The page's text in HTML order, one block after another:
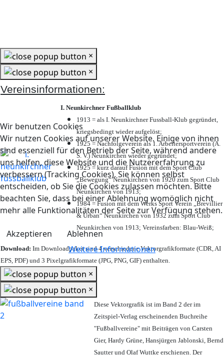
Wir benutzen Cookies
Wir nutzen Cookies auf unserer Website. Einige von ihnen
sind essenziell für den Betrieb der Seite, während andere
uns helfen, diese Website und die Nutzererfahrung zu
verbessern (Tracking Cookies). Sie können selbst
entscheiden, ob Sie die Cookies zulassen möchten. Bitte
beachten Sie, dass bei einer Ablehnung womöglich nicht
mehr alle Funktionalitäten der Seite zur Verfügung stehen.
Akzeptieren
Ablehnen
Weitere Informationen
×
×
Vereinsinformationen:
I. Neunkirchner Fußballklub
1913 = als I. Neunkirchner Fussball-Klub gegründet,
kriegsbedingt wieder aufgelöst;
1925 = Nachfolgeverein als 1. Arbeitersportverein (A.
S. V.) Neunkirchen wieder gegründet;
1925 = kurz darauf Fusion mit dem Sport Club
„Bewegung“ Neunkirchen von 1920 zum Sport Club
Neunkirchen von 1913;
1984 = Fusion mit dem Werks Sport Verein „Brevillier
& Urban“ Neunkirchen von 1932 zum Sport Club
Neunkirchen von 1913; Vereinsfarben: Blau-Weiß;
Download: Im Downloadpaket sind 4 verschiedene Vektorgrafikformate (CDR, AI
EPS, PDF) und 3 Pixelgrafikformate (JPG, PNG, GIF) enthalten.
×
×
Diese Vektorgrafik ist im Band 2 der im
Zeitspiel-Verlag erscheinenden Buchreihe
"Fußballvereine" mit Beiträgen von Carsten
Gier, Hardy Grüne, Hansjürgen Jablonski, Bernd
Sautter und Olaf Wuttke erschienen. Der